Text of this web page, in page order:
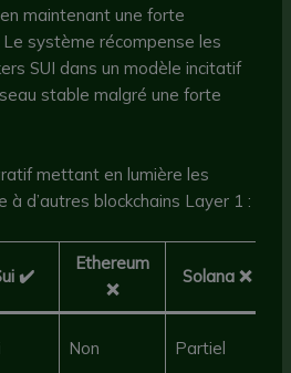
maintenant une forte
système récompense les
SUI dans un modèle incitatif
stable malgré une forte
mettant en lumière les
d’autres blockchains Layer 1 :
✔️
Ethereum
❌
Solana ❌
Non Partiel